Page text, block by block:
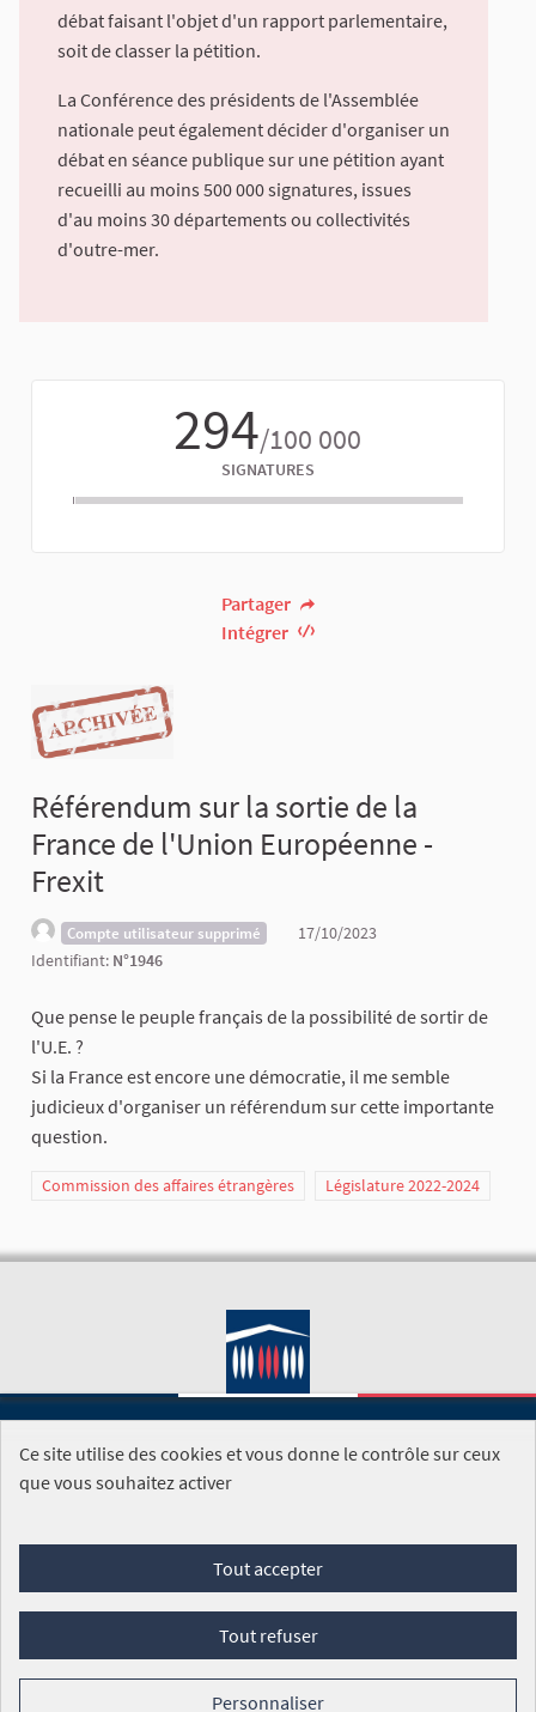
débat faisant l'objet d'un rapport parlementaire,
soit de classer la pétition.
La Conférence des présidents de l'Assemblée
nationale peut également décider d'organiser un
débat en séance publique sur une pétition ayant
recueilli au moins 500 000 signatures, issues
d'au moins 30 départements ou collectivités
d'outre-mer.
294/100 000
SIGNATURES
Partager
Intégrer
Référendum sur la sortie de la
France de l'Union Européenne -
Frexit
Compte utilisateur supprimé
17/10/2023
Identifiant: N°1946
Que pense le peuple français de la possibilité de sortir de
l'U.E. ?
Si la France est encore une démocratie, il me semble
judicieux d'organiser un référendum sur cette importante
question.
Commission des affaires étrangères Législature 2022-2024
SITE DE L'ASSEMBLÉE NATIONALE
Foire aux questions
Conditions générales d'utilisation (CGU)
Mentions légales
Cookies
Ce site utilise des cookies et vous donne le contrôle sur ceux
que vous souhaitez activer
Tout accepter
Tout refuser
Personnaliser